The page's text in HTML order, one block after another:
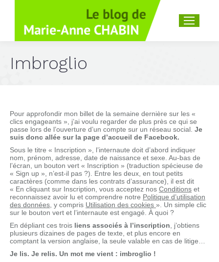
Recherche
Imbroglio
Pour approfondir mon billet de la semaine dernière sur les «
clics engageants », j’ai voulu regarder de plus près ce qui se
passe lors de l’ouverture d’un compte sur un réseau social. Je
suis donc allée sur la page d’accueil de Facebook.
Sous le titre « Inscription », l’internaute doit d’abord indiquer
nom, prénom, adresse, date de naissance et sexe. Au-bas de
l’écran, un bouton vert « Inscription » (traduction spécieuse de
« Sign up », n’est-il pas ?). Entre les deux, en tout petits
caractères (comme dans les contrats d’assurance), il est dit
« En cliquant sur Inscription, vous acceptez nos Conditions et
reconnaissez avoir lu et comprendre notre Politique d’utilisation
des données , y compris Utilisation des cookies ». Un simple clic
sur le bouton vert et l’internaute est engagé. À quoi ?
En dépliant ces trois liens associés à l’inscription , j’obtiens
plusieurs dizaines de pages de texte, et plus encore en
comptant la version anglaise, la seule valable en cas de litige…
Je lis. Je relis. Un mot me vient : imbroglio !